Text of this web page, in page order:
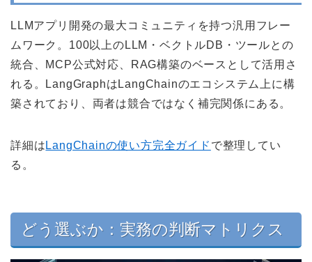
LLMアプリ開発の最大コミュニティを持つ汎用フレー
ムワーク。100以上のLLM・ベクトルDB・ツールとの
統合、MCP公式対応、RAG構築のベースとして活用さ
れる。LangGraphはLangChainのエコシステム上に構
築されており、両者は競合ではなく補完関係にある。
詳細は LangChainの使い方完全ガイド で整理してい
る。
どう選ぶか：実務の判断マトリクス